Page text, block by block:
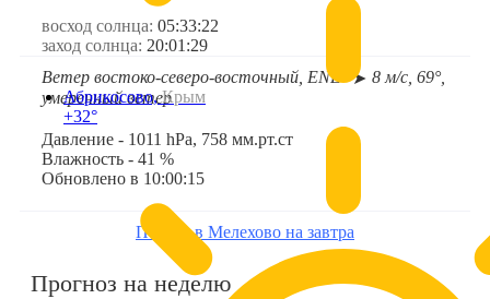
Абрикосово,Крым
+32°
восход солнца: 05:33:22
заход солнца: 20:01:29
Ветер востоко-северо-восточный, ENE
➤ 8 м/с, 69°,
умеренный ветер
Давление - 1011 hPa, 758 мм.рт.ст
Влажность - 41 %
Обновлено в 10:00:15
Погода в Мелехово на завтра
Прогноз на неделю